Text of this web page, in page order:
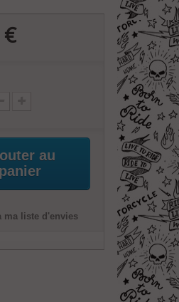
au
panier
ma liste d'envies